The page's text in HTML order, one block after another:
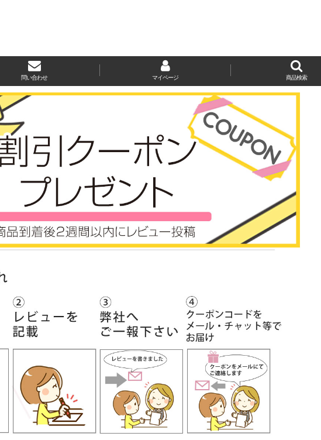
問い合わせ マイページ 商品検索